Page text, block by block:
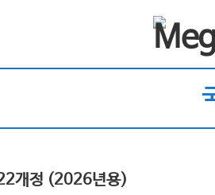
개정 (2026년용)